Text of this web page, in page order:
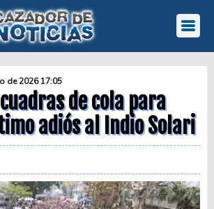
de 2026 17:05
de cola para
adiós al Indio Solari